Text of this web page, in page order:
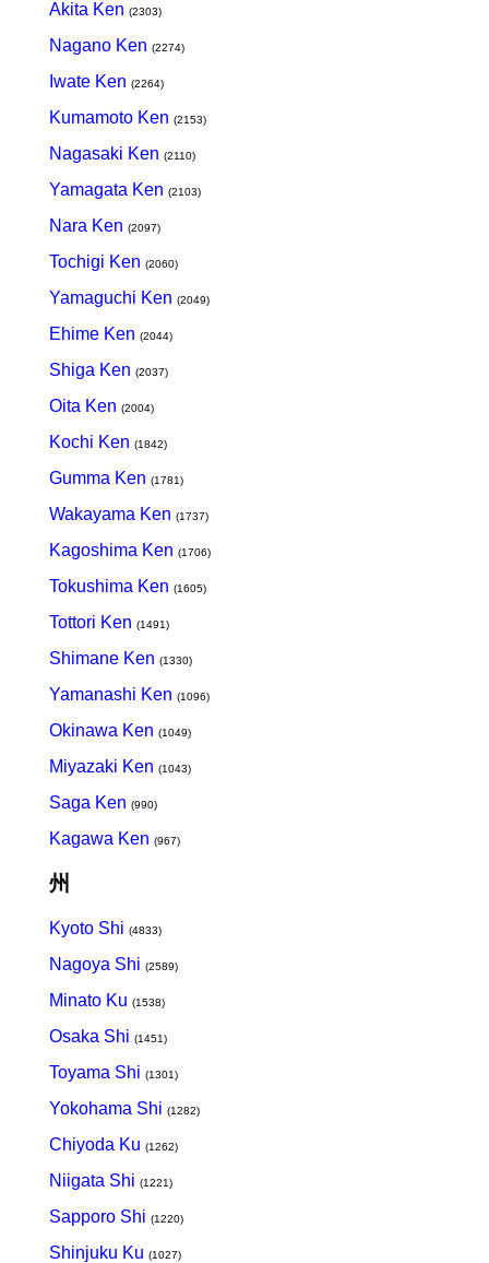
Akita Ken (2303)
Nagano Ken (2274)
Iwate Ken (2264)
Kumamoto Ken (2153)
Nagasaki Ken (2110)
Yamagata Ken (2103)
Nara Ken (2097)
Tochigi Ken (2060)
Yamaguchi Ken (2049)
Ehime Ken (2044)
Shiga Ken (2037)
Oita Ken (2004)
Kochi Ken (1842)
Gumma Ken (1781)
Wakayama Ken (1737)
Kagoshima Ken (1706)
Tokushima Ken (1605)
Tottori Ken (1491)
Shimane Ken (1330)
Yamanashi Ken (1096)
Okinawa Ken (1049)
Miyazaki Ken (1043)
Saga Ken (990)
Kagawa Ken (967)
州
Kyoto Shi (4833)
Nagoya Shi (2589)
Minato Ku (1538)
Osaka Shi (1451)
Toyama Shi (1301)
Yokohama Shi (1282)
Chiyoda Ku (1262)
Niigata Shi (1221)
Sapporo Shi (1220)
Shinjuku Ku (1027)